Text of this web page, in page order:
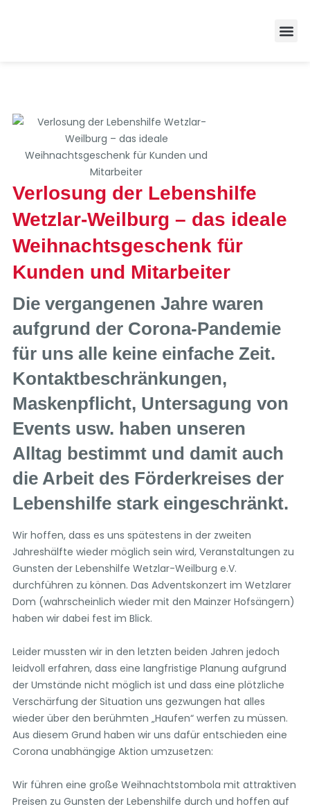
Verlosung der Lebenshilfe
Wetzlar-Weilburg – das ideale
Weihnachtsgeschenk für
Kunden und Mitarbeiter
Die vergangenen Jahre waren
aufgrund der Corona-Pandemie
für uns alle keine einfache Zeit.
Kontaktbeschränkungen,
Maskenpflicht, Untersagung von
Events usw. haben unseren
Alltag bestimmt und damit auch
die Arbeit des Förderkreises der
Lebenshilfe stark eingeschränkt.
Wir hoffen, dass es uns spätestens in der zweiten
Jahreshälfte wieder möglich sein wird, Veranstaltungen zu
Gunsten der Lebenshilfe Wetzlar-Weilburg e.V.
durchführen zu können. Das Adventskonzert im Wetzlarer
Dom (wahrscheinlich wieder mit den Mainzer Hofsängern)
haben wir dabei fest im Blick.
Leider mussten wir in den letzten beiden Jahren jedoch
leidvoll erfahren, dass eine langfristige Planung aufgrund
der Umstände nicht möglich ist und dass eine plötzliche
Verschärfung der Situation uns gezwungen hat alles
wieder über den berühmten „Haufen“ werfen zu müssen.
Aus diesem Grund haben wir uns dafür entschieden eine
Corona unabhängige Aktion umzusetzen:
Wir führen eine große Weihnachtstombola mit attraktiven
Preisen zu Gunsten der Lebenshilfe durch und hoffen auf